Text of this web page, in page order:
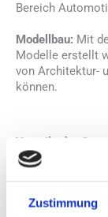
Zustimmung
Bereich
Modellbau: Mit
Modelle erstellt
von Architektur-
können.
Vorteile der
sogar